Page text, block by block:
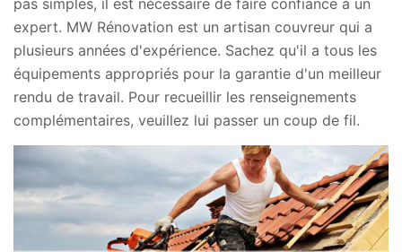
pas simples, il est nécessaire de faire confiance à un
expert. MW Rénovation est un artisan couvreur qui a
plusieurs années d'expérience. Sachez qu'il a tous les
équipements appropriés pour la garantie d'un meilleur
rendu de travail. Pour recueillir les renseignements
complémentaires, veuillez lui passer un coup de fil.